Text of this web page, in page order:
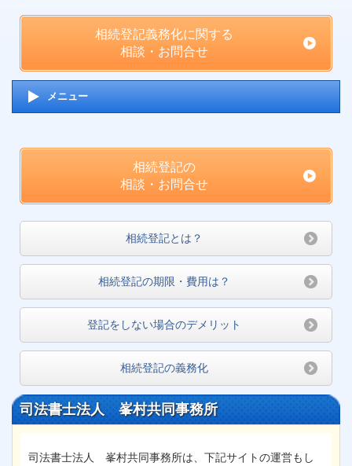
相続登記義務化に関する
相談・お問合せ
メニュー
相続登記の
相談・お問合せ
相続登記とは？
相続登記の期限・費用は？
登記をしない場合のデメリット
相続登記の義務化
司法書士法人 峯村共同事務所
司法書士法人 峯村共同事務所は、下記サイトの運営もし